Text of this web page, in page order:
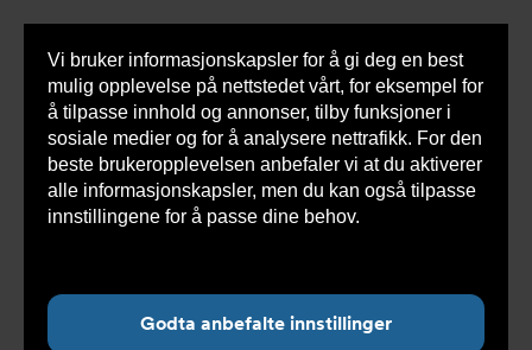
Vi bruker informasjonskapsler for å gi deg en best
mulig opplevelse på nettstedet vårt, for eksempel for
å tilpasse innhold og annonser, tilby funksjoner i
sosiale medier og for å analysere nettrafikk. For den
beste brukeropplevelsen anbefaler vi at du aktiverer
alle informasjonskapsler, men du kan også tilpasse
innstillingene for å passe dine behov.
Godta anbefalte innstillinger
Du
her:
Armatec > Produkter > Varmesystemer >
Olje og
gass
> GT 330 støpejernskjele >
GT 337 K3
støpejernskjele i løse elementer 115868